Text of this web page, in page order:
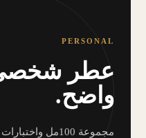
PERSONAL
عطر
واضح.
مجموعة 100مل واختبارات صغيرة قبل القرار.